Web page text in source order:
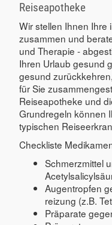
Reiseapotheke
Wir stellen Ihnen Ihre
zusammen und
und Therapie -
Ihren Urlaub gesund
gesund
für Sie
Reiseapotheke und
Grundregeln können
typischen
Checkliste
Schmerzmittel
Augentropfen
reizung (z.B.
Präparate